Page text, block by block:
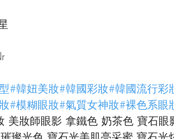
#韓妞美妝#韓國彩妝#韓國流行彩
#模糊眼妝#氣質女神妝#裸色系眼
美妝師眼影 拿鐵色 奶茶色 寶石眼